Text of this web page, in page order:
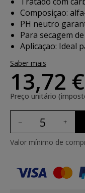
Composiçao:
PH neutro
Para secagem
Aplicaçao: Ideal
Saber mais
13,72 €
Preço unitário
Valor mínimo de